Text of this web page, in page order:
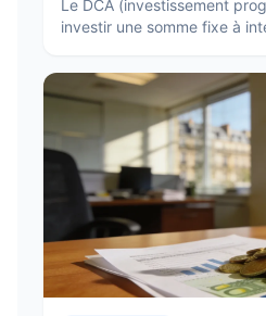
Le DCA (investissement
investir une somme fixe à
et la stratégie.